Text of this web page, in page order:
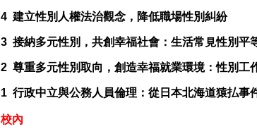
4 建立性別人權法治觀念，降低職場性別糾紛
3 接納多元性別，共創幸福社會：生活常見性別平
2 尊重多元性別取向，創造幸福就業環境：性別工
1 行政中立與公務人員倫理：從日本北海道猿払事
校內